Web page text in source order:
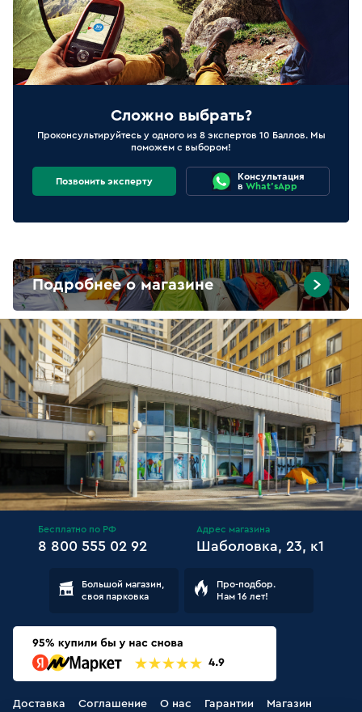
Сложно выбрать?
Проконсультируйтесь у одного из 8 экспертов 10 Баллов. Мы
поможем с выбором!
Позвонить эксперту
Консультация
в What'sApp
Подробнее о магазине
Бесплатно по РФ
8 800 555 02 92
Адрес магазина
Шаболовка, 23, к1
Большой магазин,
своя парковка
Про-подбор.
Нам 16 лет!
Доставка Соглашение О нас Гарантии Магазин